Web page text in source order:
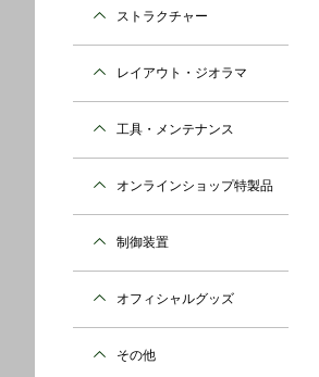
ストラクチャー
レイアウト・ジオラマ
工具・メンテナンス
オンラインショップ特製品
制御装置
オフィシャルグッズ
その他